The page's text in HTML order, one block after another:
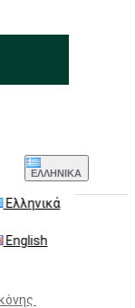
ΕΛΛΗΝΙΚΆ
Ελληνικά
English